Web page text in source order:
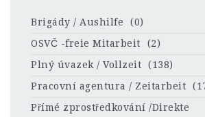
Brigády / Aushilfe
(0)
OSVČ -freie Mitarbeit
(2)
Plný úvazek / Vollzeit
(138)
Pracovní agentura / Zeitarbeit
Přímé zprostředkování /Direkte